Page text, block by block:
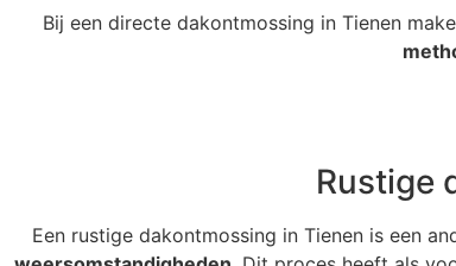
Bij een directe dakontmossing in Tienen
Rustige
Een rustige dakontmossing in Tienen is een